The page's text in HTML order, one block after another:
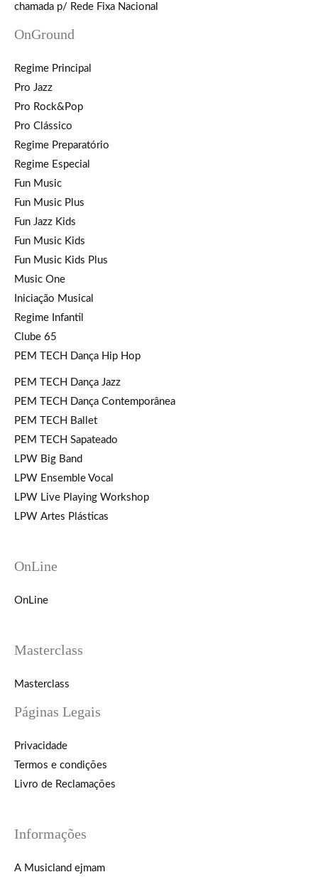
chamada p/ Rede Fixa Nacional
OnGround
Regime Principal
Pro Jazz
Pro Rock&Pop
Pro Clássico
Regime Preparatório
Regime Especial
Fun Music
Fun Music Plus
Fun Jazz Kids
Fun Music Kids
Fun Music Kids Plus
Music One
Iniciação Musical
Regime Infantil
Clube 65
PEM TECH Dança Hip Hop
PEM TECH Dança Jazz
PEM TECH Dança Contemporânea
PEM TECH Ballet
PEM TECH Sapateado
LPW Big Band
LPW Ensemble Vocal
LPW Live Playing Workshop
LPW Artes Plásticas
OnLine
OnLine
Masterclass
Masterclass
Páginas Legais
Privacidade
Termos e condições
Livro de Reclamações
Informações
A Musicland ejmam